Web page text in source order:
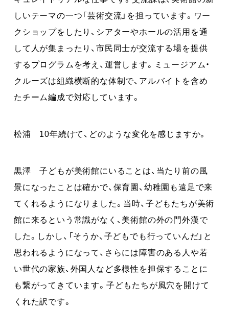
しいテーマの一つ「芸術交流」を担っています。ワー
クショップをしたり、シアターやホールの活用を通
して人が集まったり、市民同士が交流する場を提供
するプログラムを考え、運営します。ミュージアム・
クルーズは組織横断的な体制で、アルバイトを含め
たチーム編成で対応しています。
松浦 10年続けて、どのような変化を感じますか。
黒澤 子どもが美術館にいることは、当たり前の風
景になったことは確かで、保育園、幼稚園も遠足で来
てくれるようになりました。当時、子どもたちが美術
館に来るという常識がなく、美術館の外の門外漢で
した。しかし、「そうか、子どもでも行っていんだ」と
思われるようになって、さらには障害のある人や若
い世代の家族、外国人など多様性を担保することに
も繋がってきています。子どもたちが風穴を開けて
くれた訳です。